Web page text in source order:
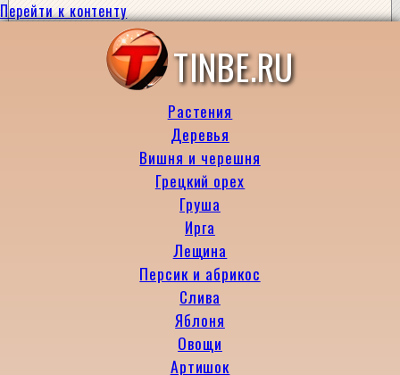
Перейти к контенту
TINBE.RU
Растения
Деревья
Вишня и черешня
Грецкий орех
Груша
Ирга
Лещина
Персик и абрикос
Слива
Яблоня
Овощи
Артишок